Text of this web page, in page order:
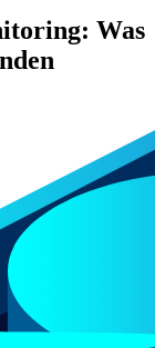
Was